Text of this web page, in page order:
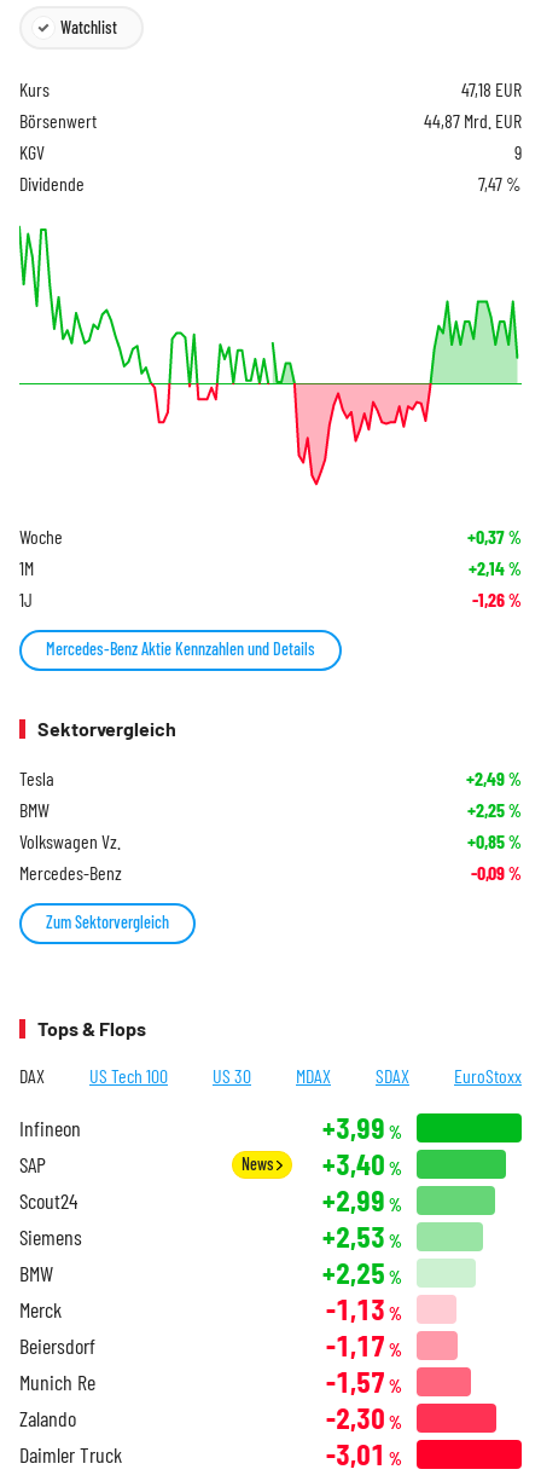
Watchlist
Kurs 47,18 EUR
Börsenwert
44,87 Mrd. EUR
KGV
9
Dividende
7,47 %
Woche +0,37%
1M +2,14%
1J -1,26%
Mercedes-Benz Aktie Kennzahlen und Details
Sektorvergleich
Tesla +2,49%
BMW +2,25%
Volkswagen Vz. +0,85%
Mercedes-Benz -0,09%
Zum Sektorvergleich
Tops & Flops
DAX US Tech 100 US 30 MDAX SDAX EuroStoxx
Infineon +3,99 %
SAP News +3,40 %
Scout24 +2,99 %
Siemens +2,53 %
BMW +2,25 %
Merck -1,13 %
Beiersdorf -1,17 %
Munich Re -1,57 %
Zalando -2,30 %
Daimler Truck -3,01 %